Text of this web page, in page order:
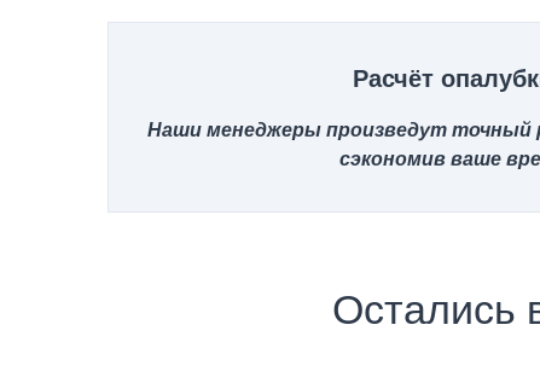
Расчёт
Наши менеджеры произведут точный
сэкономив ваше
Остались